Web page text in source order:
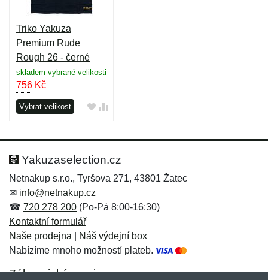
Triko Yakuza
Premium Rude
Rough 26 - černé
skladem vybrané velikosti
756 Kč
Vybrat velikost
Yakuzaselection.cz
Netnakup s.r.o., Tyršova 271, 43801 Žatec
✉ info@netnakup.cz
☎ 720 278 200 (Po-Pá 8:00-16:30)
Kontaktní formulář
Naše prodejna
Náš výdejní box
Nabízíme mnoho možností plateb.
Zákaznický servis